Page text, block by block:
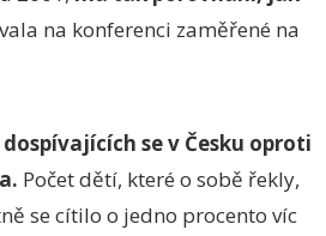
na konferenci zaměřené na
se v Česku oproti
Počet dětí, které o sobě řekly,
se cítilo o jedno procento víc